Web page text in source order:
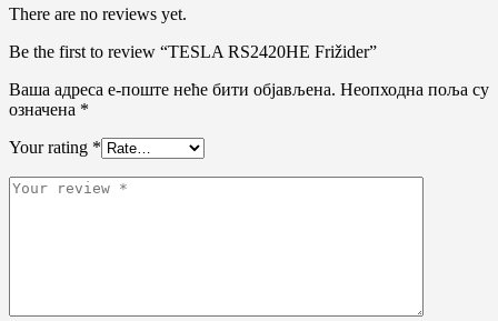
There are no reviews yet.
Be the first to review “TESLA RS2420HE Frižider”
Ваша адреса е-поште неће бити објављена. Неопходна поља су
означена *
Your rating *